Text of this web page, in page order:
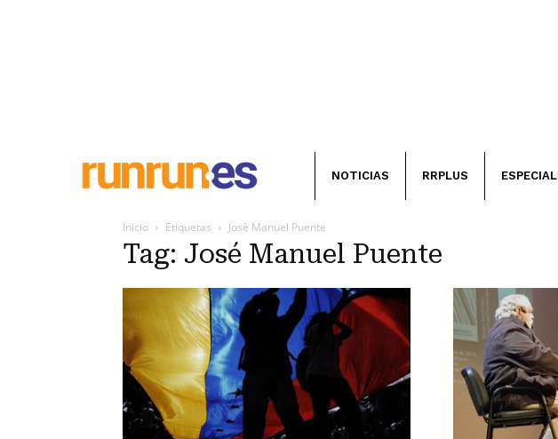
NOTICIAS RRPLUS
Inicio Etiquetas José Manuel Puente
Tag: José Manuel Puente